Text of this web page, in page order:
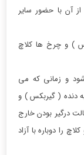
آن با حضور سایر
) و چرخ ها کلاچ
و زمانی که می
دنده ( گیربکس ) و
درگیر بودن خارج
را دوباره با آزاد